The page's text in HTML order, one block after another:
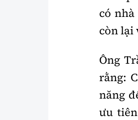
có
còn lại
Ông
rằng:
năng
ưu